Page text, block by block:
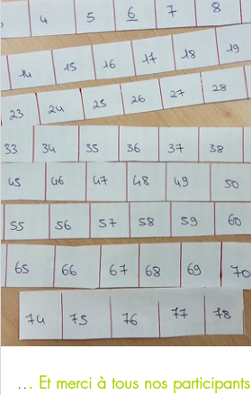
... Et merci à tous nos participants